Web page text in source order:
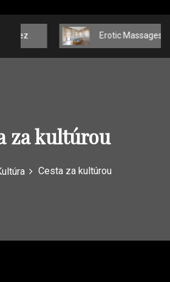
f
o
Erotic Massages in Bratislava – Touches That Delight the Body and Mind
za kultúrou
Cesta za kultúrou